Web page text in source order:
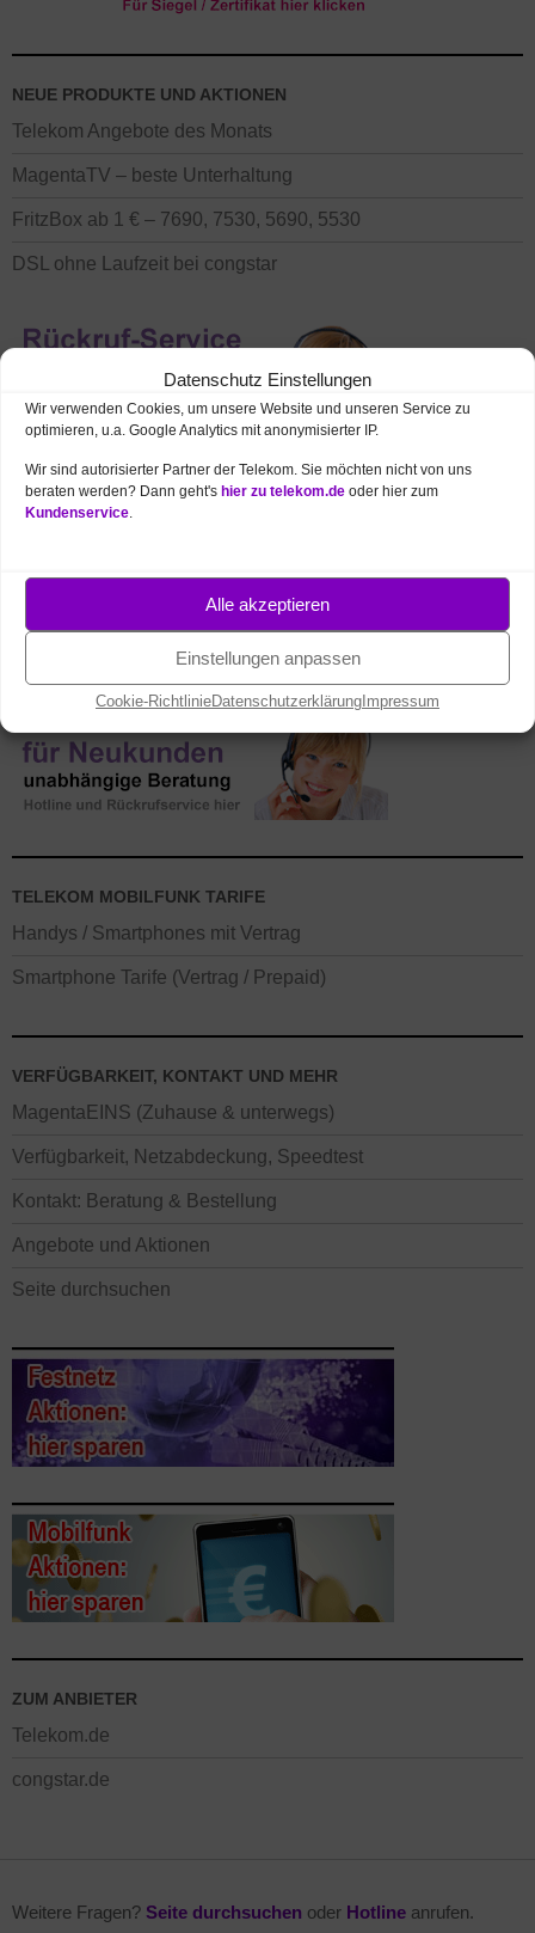
Datenschutz Einstellungen
Wir verwenden Cookies, um unsere Website und unseren Service zu
optimieren, u.a. Google Analytics mit anonymisierter IP.
Wir sind autorisierter Partner der Telekom. Sie möchten nicht von uns
beraten werden? Dann geht's hier zu telekom.de oder hier zum
Kundenservice.
Alle akzeptieren
Einstellungen anpassen
Cookie-RichtlinieDatenschutzerklärung Impressum
NEUE PRODUKTE UND AKTIONEN
Telekom Angebote des Monats
MagentaTV – beste Unterhaltung
FritzBox ab 1 € – 7690, 7530, 5690, 5530
DSL ohne Laufzeit bei congstar
TELEKOM FESTNETZ TARIFE
MagentaZuhause (Internet und Telefon)
MagentaTV (Fernsehen / Entertain TV)
TELEKOM MOBILFUNK TARIFE
Handys / Smartphones mit Vertrag
Smartphone Tarife (Vertrag / Prepaid)
VERFÜGBARKEIT, KONTAKT UND MEHR
MagentaEINS (Zuhause & unterwegs)
Verfügbarkeit, Netzabdeckung, Speedtest
Kontakt: Beratung & Bestellung
Angebote und Aktionen
Seite durchsuchen
ZUM ANBIETER
Telekom.de
congstar.de
Weitere Fragen? Seite durchsuchen oder Hotline anrufen.